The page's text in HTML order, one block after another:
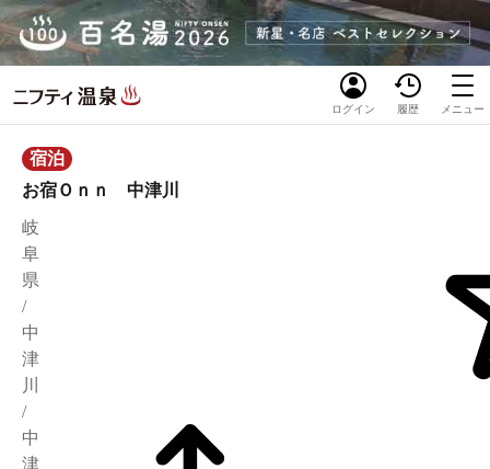
ログイン 履歴 メニュー
宿泊
お宿Ｏｎｎ 中津川
岐
阜
県
/
中
津
川
/
中
津